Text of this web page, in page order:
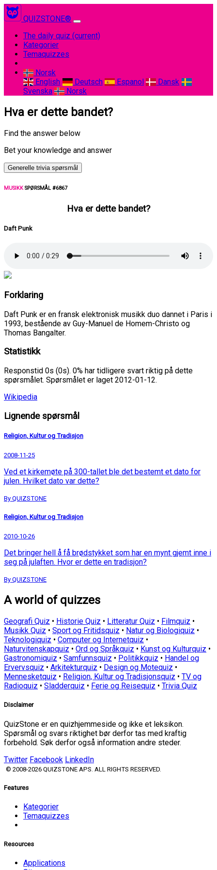
QUIZSTONE®
The daily quiz (current)
Kategorier
Temaquizzes
Norsk
English
Deutsch Espanol
Dansk
Svenska
Norsk
Hva er dette bandet?
Find the answer below
Bet your knowledge and answer
Generelle trivia spørsmål
MUSIKKSPØRSMÅL #6867
Hva er dette bandet?
Daft Punk
Forklaring
Daft Punk er en fransk elektronisk musikk duo dannet i Paris i
1993, bestående av Guy-Manuel de Homem-Christo og
Thomas Bangalter.
Statistikk
Responstid 0s (0s). 0% har tidligere svart riktig på dette
spørsmålet. Spørsmålet er laget 2012-01-12.
Wikipedia
Lignende spørsmål
Religion, Kultur og Tradisjon
2008-11-25
Ved et kirkemøte på 300-tallet ble det bestemt et dato for
julen. Hvilket dato var dette?
By QUIZSTONE
Religion, Kultur og Tradisjon
2010-10-26
Det bringer hell å få brødstykket som har en mynt gjemt inne i
seg på julaften. Hvor er dette en tradisjon?
By QUIZSTONE
A world of quizzes
Geografi Quiz • Historie Quiz • Litteratur Quiz • Filmquiz •
Musikk Quiz • Sport og Fritidsquiz • Natur og Biologiquiz •
Teknologiquiz • Computer og Internetquiz •
Naturvitenskapquiz • Ord og Språkquiz • Kunst og Kulturquiz •
Gastronomiquiz • Samfunnsquiz • Politikkquiz • Handel og
Ervervsquiz • Arkitekturquiz • Design og Motequiz •
Mennesketquiz • Religion, Kultur og Tradisjonsquiz • TV og
Radioquiz • Sladderquiz • Ferie og Reisequiz • Trivia Quiz
Disclaimer
QuizStone er en quizhjemmeside og ikke et leksikon.
Spørsmål og svars riktighet bør derfor tas med kraftig
forbehold. Søk derfor også information andre steder.
Twitter Facebook LinkedIn
© 2008-2026 QUIZSTONE APS. ALL RIGHTS RESERVED.
Features
Kategorier
Temaquizzes
Resources
Applications